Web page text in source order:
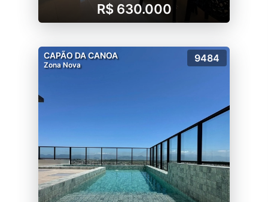
R$ 630.000
CAPÃO DA CANOA
Zona Nova
9484